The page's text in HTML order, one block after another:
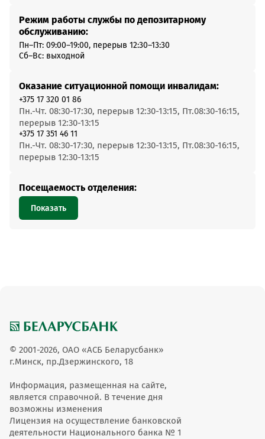
Режим работы службы по депозитарному
обслуживанию:
Пн–Пт: 09:00–19:00, перерыв 12:30–13:30
Сб–Вс: выходной
Оказание ситуационной помощи инвалидам:
+375 17 320 01 86
Пн.-Чт. 08:30-17:30, перерыв 12:30-13:15, Пт.08:30-16:15,
перерыв 12:30-13:15
+375 17 351 46 11
Пн.-Чт. 08:30-17:30, перерыв 12:30-13:15, Пт.08:30-16:15,
перерыв 12:30-13:15
Посещаемость отделения:
Показать
© 2001-2026, ОАО «АСБ Беларусбанк»
г.Минск, пр.Дзержинского, 18
Информация, размещенная на сайте,
является справочной. В течение дня
возможны изменения
Лицензия на осуществление банковской
деятельности Национального банка № 1